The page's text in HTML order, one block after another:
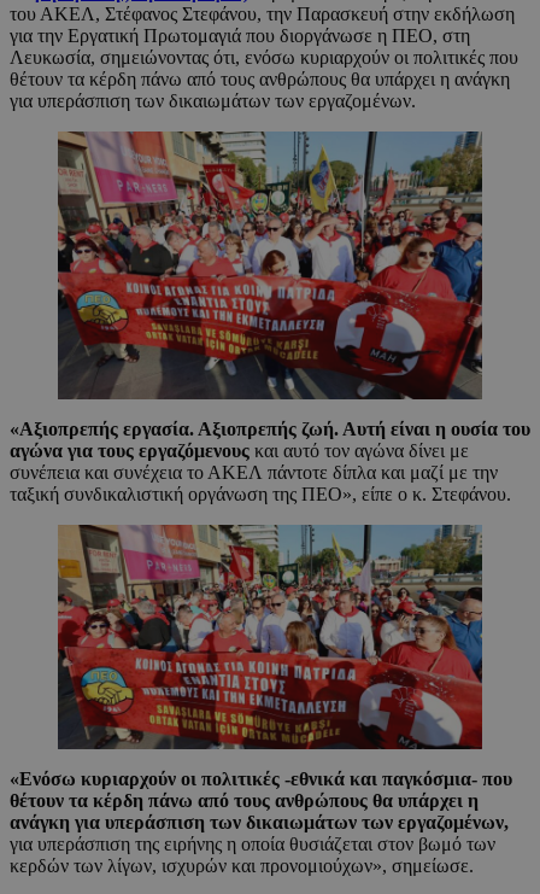
του ΑΚΕΛ, Στέφανος Στεφάνου, την Παρασκευή στην εκδήλωση
για την Εργατική Πρωτομαγιά που διοργάνωσε η ΠΕΟ, στη
Λευκωσία, σημειώνοντας ότι, ενόσω κυριαρχούν οι πολιτικές που
θέτουν τα κέρδη πάνω από τους ανθρώπους θα υπάρχει η ανάγκη
για υπεράσπιση των δικαιωμάτων των εργαζομένων.
«Αξιοπρεπής εργασία. Αξιοπρεπής ζωή. Αυτή είναι η ουσία του
αγώνα για τους εργαζόμενους και αυτό τον αγώνα δίνει με
συνέπεια και συνέχεια το ΑΚΕΛ πάντοτε δίπλα και μαζί με την
ταξική συνδικαλιστική οργάνωση της ΠΕΟ», είπε ο κ. Στεφάνου.
«Ενόσω κυριαρχούν οι πολιτικές -εθνικά και παγκόσμια- που
θέτουν τα κέρδη πάνω από τους ανθρώπους θα υπάρχει η
ανάγκη για υπεράσπιση των δικαιωμάτων των εργαζομένων,
για υπεράσπιση της ειρήνης η οποία θυσιάζεται στον βωμό των
κερδών των λίγων, ισχυρών και προνομιούχων», σημείωσε.